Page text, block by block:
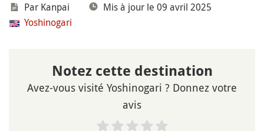
Par Kanpai
Mis à jour le 09 avril 2025
Yoshinogari
Notez cette destination
Avez-vous visité Yoshinogari ? Donnez votre
avis